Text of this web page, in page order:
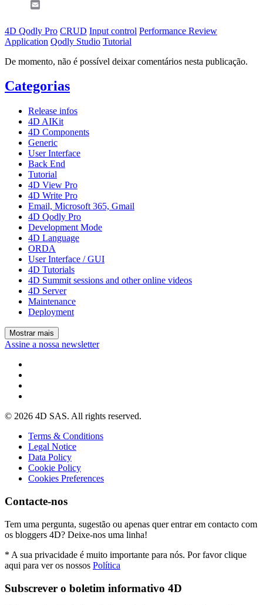
4D Qodly Pro CRUD Input control Performance Review
Application Qodly Studio Tutorial
De momento, não é possível deixar comentários nesta publicação.
Categorias
Release infos
4D AIKit
4D Components
Generic
User Interface
Back End
Tutorial
4D View Pro
4D Write Pro
Email, Microsoft 365, Gmail
4D Qodly Pro
Development Mode
4D Language
ORDA
User Interface / GUI
4D Tutorials
4D Summit sessions and other online videos
4D Server
Maintenance
Deployment
Mostrar mais
Assine a nossa newsletter
© 2026 4D SAS. All rights reserved.
Terms & Conditions
Legal Notice
Data Policy
Cookie Policy
Cookies Preferences
Contacte-nos
Tem uma pergunta, sugestão ou apenas quer entrar em contacto com
os bloggers 4D? Deixe-nos uma linha!
* A sua privacidade é muito importante para nós. Por favor clique
aqui para ver os nossos Política
Subscrever o boletim informativo 4D